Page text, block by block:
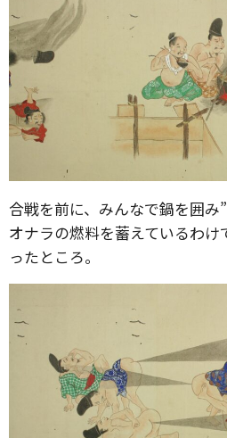
合戦を前に、みんなで鍋を囲み
オナラの燃料を蓄えているわけ
ったところ。